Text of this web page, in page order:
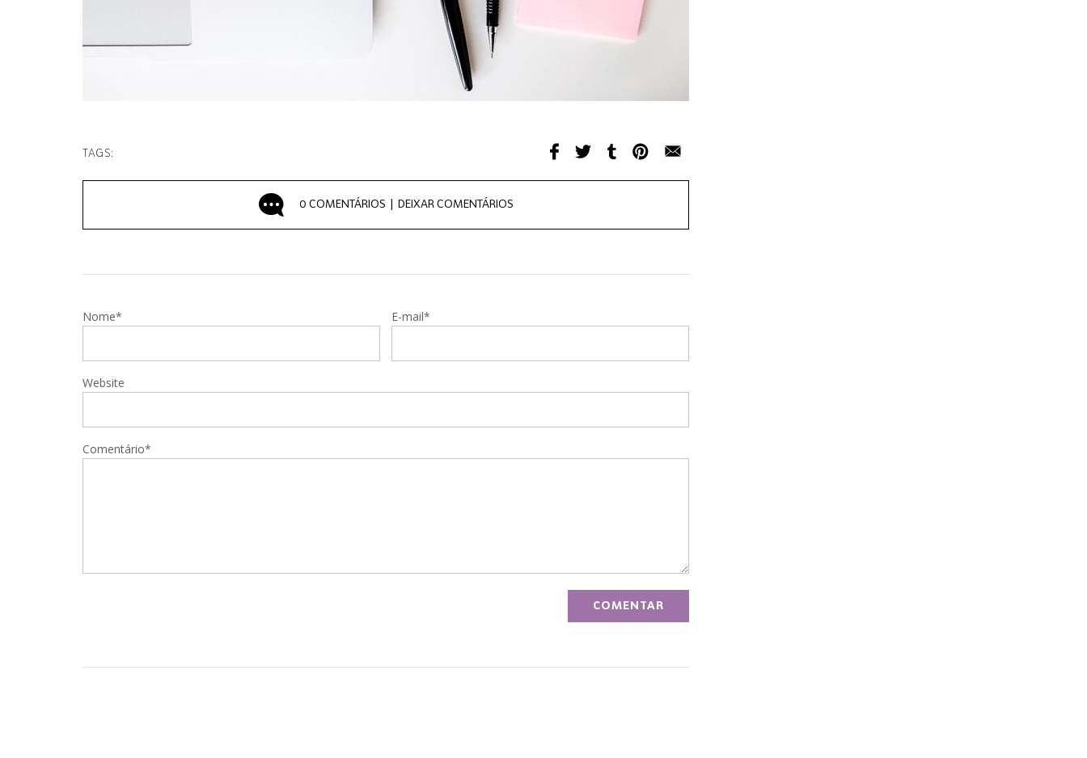
TAGS:
0 COMENTÁRIOS | DEIXAR COMENTÁRIOS
Nome* E-mail*
Website
Comentário*